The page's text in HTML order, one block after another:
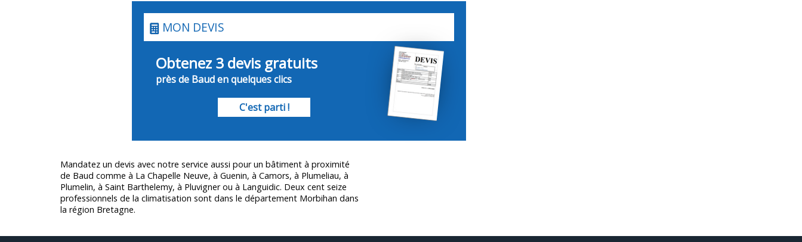
MON DEVIS
Obtenez 3 devis gratuits
près de Baud en quelques clics
C'est parti !
Mandatez un devis avec notre service aussi pour un bâtiment à proximité
de Baud comme à La Chapelle Neuve, à Guenin, à Camors, à Plumeliau, à
Plumelin, à Saint Barthelemy, à Pluvigner ou à Languidic. Deux cent seize
professionnels de la climatisation sont dans le département Morbihan dans
la région Bretagne.